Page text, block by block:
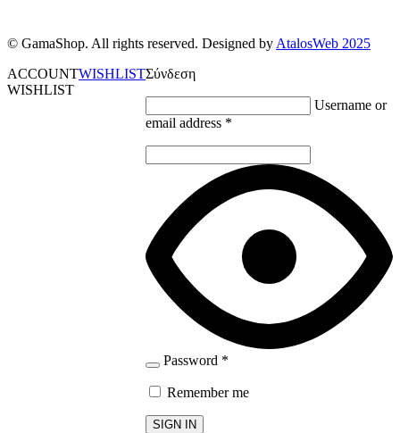
© GamaShop. All rights reserved. Designed by AtalosWeb 2025
ACCOUNT
WISHLIST
WISHLISTΣύνδεση
Username or
email address *
Password *
Remember me
SIGN IN